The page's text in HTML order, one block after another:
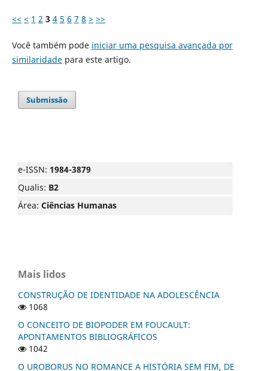
<< < 1 2 3 4 5 6 7 8 > >>
Você também pode iniciar uma pesquisa avançada por
similaridadepara este artigo.
Submissão
e-ISSN: 1984-3879
Qualis: B2
Área: Ciências Humanas
Mais lidos
CONSTRUÇÃO DE IDENTIDADE NA ADOLESCÊNCIA
1068
O CONCEITO DE BIOPODER EM FOUCAULT:
APONTAMENTOS BIBLIOGRÁFICOS
1042
O UROBORUS NO ROMANCE A HISTÓRIA SEM FIM, DE